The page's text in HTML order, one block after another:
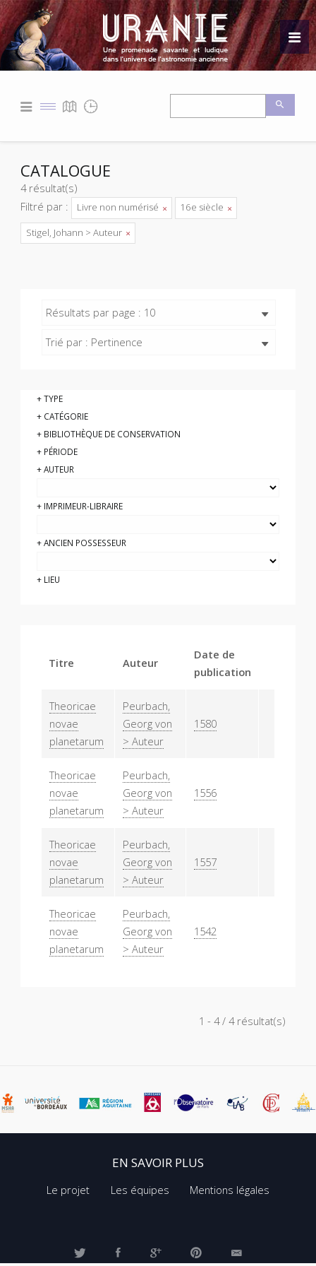
CATALOGUE
4 résultat(s)
Filtré par :
Livre non numérisé
16e siècle
Stigel, Johann > Auteur
Résultats par page : 10
Trié par : Pertinence
Titre Auteur
Date de
publication
Theoricae
novae
planetarum
Peurbach,
Georg von
> Auteur
1580
Theoricae
novae
planetarum
Peurbach,
Georg von
> Auteur
1556
Theoricae
novae
planetarum
Peurbach,
Georg von
> Auteur
1557
Theoricae
novae
planetarum
Peurbach,
Georg von
> Auteur
1542
1 - 4 / 4 résultat(s)
TYPE
CATÉGORIE
BIBLIOTHÈQUE DE CONSERVATION
PÉRIODE
AUTEUR
IMPRIMEUR-LIBRAIRE
ANCIEN POSSESSEUR
LIEU
EN SAVOIR PLUS
Le projet Les équipes Mentions légales